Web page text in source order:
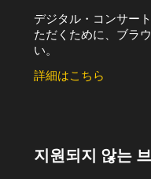
デジタル・コンサー
ただくために、ブラ
い。
詳細はこちら
지원되지 않는